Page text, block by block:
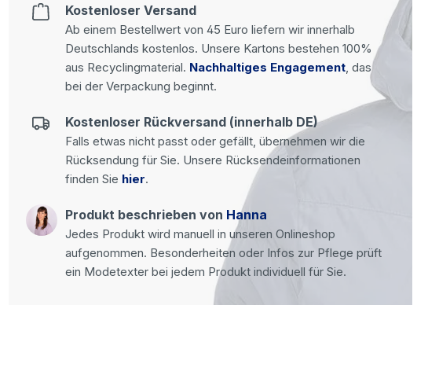
Kostenloser Versand
Ab einem Bestellwert von 45 Euro liefern wir innerhalb
Deutschlands kostenlos. Unsere Kartons bestehen 100%
aus Recyclingmaterial. Nachhaltiges Engagement, das
bei der Verpackung beginnt.
Kostenloser Rückversand (innerhalb DE)
Falls etwas nicht passt oder gefällt, übernehmen wir die
Rücksendung für Sie. Unsere Rücksendeinformationen
finden Sie hier.
Produkt beschrieben von Hanna
Jedes Produkt wird manuell in unseren Onlineshop
aufgenommen. Besonderheiten oder Infos zur Pflege prüft
ein Modetexter bei jedem Produkt individuell für Sie.